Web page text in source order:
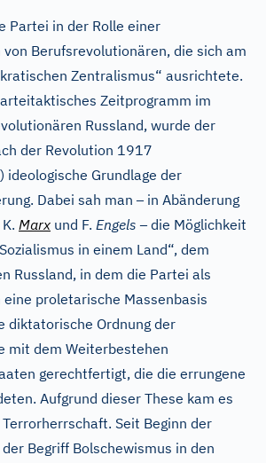
Partei in der Rolle einer
Berufsrevolutionären, die sich am
Zentralismus“ ausrichtete.
Zeitprogramm im
Russland, wurde der
der Revolution 1917
) ideologische Grundlage der
Dabei sah man–in Abänderung
Marx und F. Engels –die Möglichkeit
in einem Land“, dem
Russland, in dem die Partei als
proletarische Massenbasis
diktatorische Ordnung der
mit dem Weiterbestehen
gerechtfertigt, die die errungene
Aufgrund dieser These kam es
Seit Beginn der
Begriff Bolschewismus in den